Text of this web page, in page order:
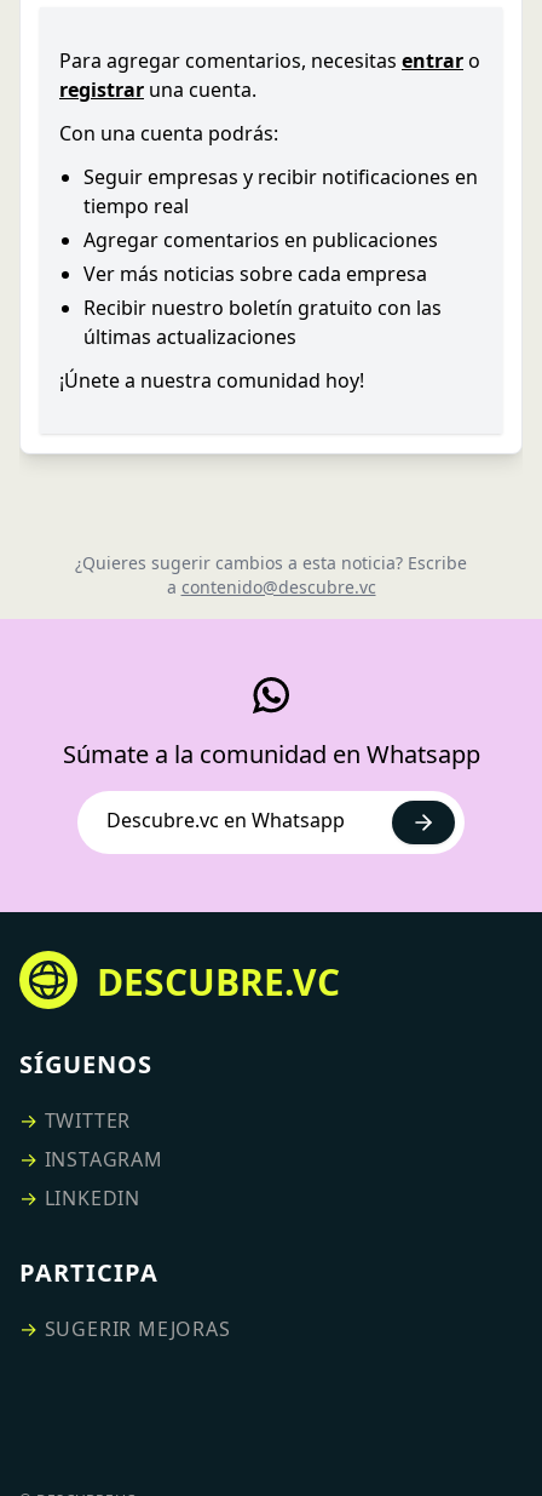
Para agregar comentarios, necesitas entraro
registrar una cuenta.
Con una cuenta podrás:
Seguir empresas y recibir notificaciones en
tiempo real
Agregar comentarios en publicaciones
Ver más noticias sobre cada empresa
Recibir nuestro boletín gratuito con las
últimas actualizaciones
¡Únete a nuestra comunidad hoy!
¿Quieres sugerir cambios a esta noticia? Escribe
a contenido@descubre.vc
Súmate a la comunidad en Whatsapp
Descubre.vc en Whatsapp
DESCUBRE.VC
SÍGUENOS
→ TWITTER
→ INSTAGRAM
→ LINKEDIN
PARTICIPA
→ SUGERIR MEJORAS